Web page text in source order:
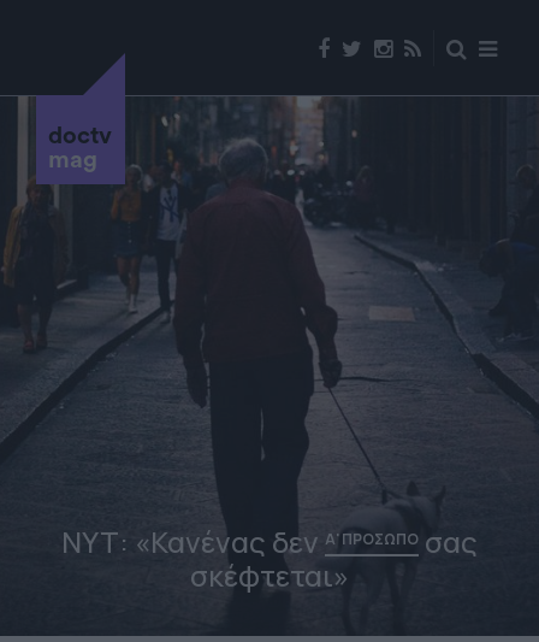
doctv
mag
ΝΥΤ: «Κανένας δεν Α' ΠΡΟΣΩΠΟ σας
σκέφτεται»